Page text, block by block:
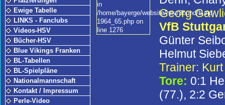
Ewige Tabelle
LINKS - Fanclubs
Videos-HSV
Bücher-HSV
Blue Vikings Franken
BL-Tabellen
BL-Spielpläne
Nationalmannschaft
Kontakt / Impressum
Perle-Video
Georg
VfB
Günter
Helmut
Trainer:
Tore: 0:1
(77.), 2:2
in
/home/bayerge/website/hsv/3bund/bund-
1964_65.php on
line 1276